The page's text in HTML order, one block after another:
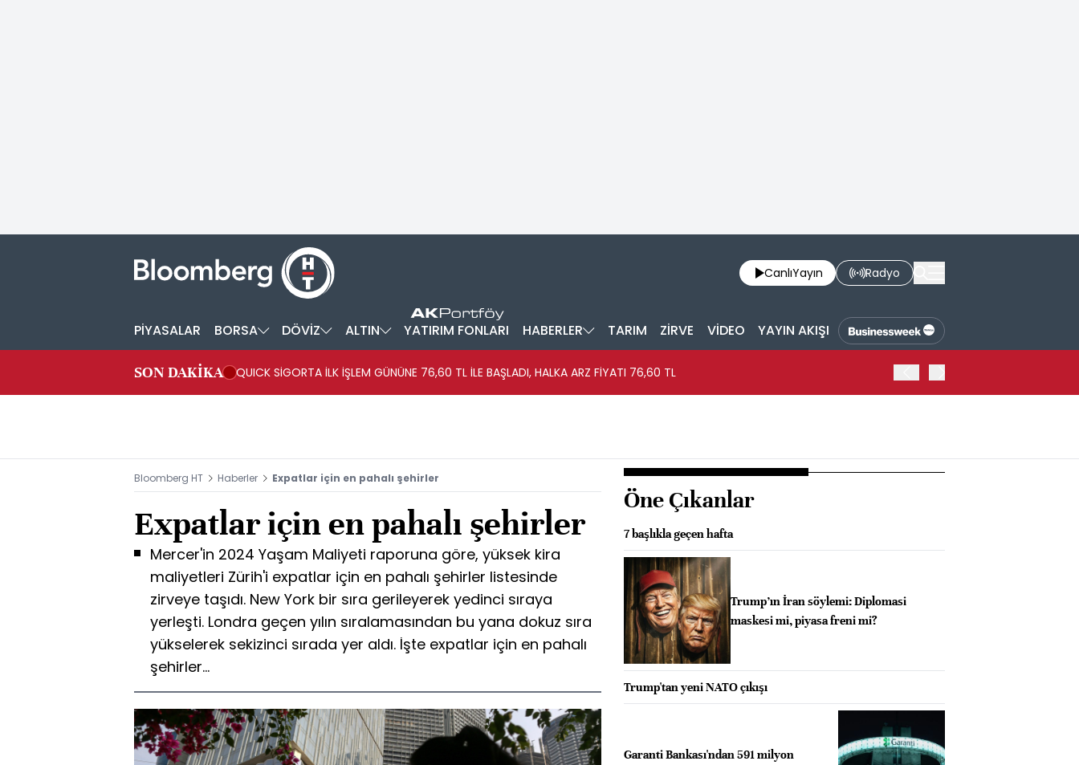
CanlıYayın Radyo
PİYASALAR BORSA DÖVİZ ALTIN YATIRIM FONLARI HABERLER TARIM ZİRVE VİDEO YAYIN AKIŞI
SON DAKİKA QUICK SİGORTA İLK İŞLEM GÜNÜNE 76,60 TL İLE BAŞLADI, HALKA ARZ FİYATI 76,60 TL
Bloomberg HT Haberler Expatlar için en pahalı şehirler
Expatlar için en pahalı şehirler
Mercer'in 2024 Yaşam Maliyeti raporuna göre, yüksek kira
maliyetleri Zürih'i expatlar için en pahalı şehirler listesinde
zirveye taşıdı. New York bir sıra gerileyerek yedinci sıraya
yerleşti. Londra geçen yılın sıralamasından bu yana dokuz sıra
yükselerek sekizinci sırada yer aldı. İşte expatlar için en pahalı
şehirler...
Öne Çıkanlar
7 başlıkla geçen hafta
Trump’ın İran söylemi: Diplomasi
maskesi mi, piyasa freni mi?
Trump'tan yeni NATO çıkışı
Garanti Bankası'ndan 591 milyon